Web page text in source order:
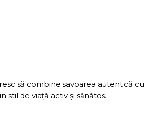
să combine savoarea autentică cu
de viață activ și sănătos.